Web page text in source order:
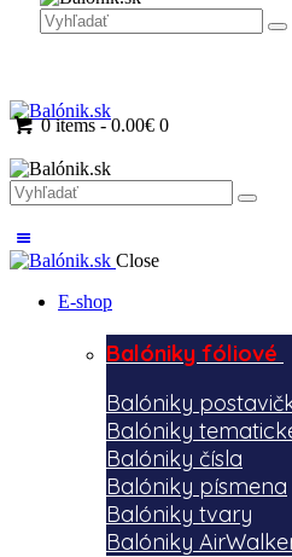
0 items - 0.00€ 0
Close
E-shop
Balóniky fóliové
Balóniky
Balóniky
Balóniky čísla
Balóniky písmena
Balóniky tvary
Balóniky